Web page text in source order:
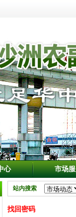
心 市场
站内搜索
找回密码